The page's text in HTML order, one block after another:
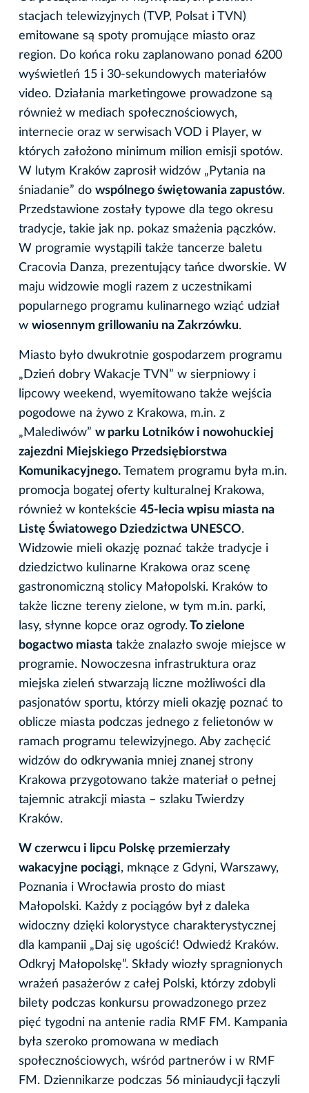
stacjach telewizyjnych (TVP, Polsat i TVN)
emitowane są spoty promujące miasto oraz
region. Do końca roku zaplanowano ponad 6200
wyświetleń 15 i 30-sekundowych materiałów
video. Działania marketingowe prowadzone są
również w mediach społecznościowych,
internecie oraz w serwisach VOD i Player, w
których założono minimum milion emisji spotów.
W lutym Kraków zaprosił widzów „Pytania na
śniadanie” do wspólnego świętowania zapustów.
Przedstawione zostały typowe dla tego okresu
tradycje, takie jak np. pokaz smażenia pączków.
W programie wystąpili także tancerze baletu
Cracovia Danza, prezentujący tańce dworskie. W
maju widzowie mogli razem z uczestnikami
popularnego programu kulinarnego wziąć udział
w wiosennym grillowaniu na Zakrzówku.
Miasto było dwukrotnie gospodarzem programu
„Dzień dobry Wakacje TVN” w sierpniowy i
lipcowy weekend, wyemitowano także wejścia
pogodowe na żywo z Krakowa, m.in. z
„Malediwów” w parku Lotników i nowohuckiej
zajezdni Miejskiego Przedsiębiorstwa
Komunikacyjnego. Tematem programu była m.in.
promocja bogatej oferty kulturalnej Krakowa,
również w kontekście 45-lecia wpisu miasta na
Listę Światowego Dziedzictwa UNESCO.
Widzowie mieli okazję poznać także tradycje i
dziedzictwo kulinarne Krakowa oraz scenę
gastronomiczną stolicy Małopolski. Kraków to
także liczne tereny zielone, w tym m.in. parki,
lasy, słynne kopce oraz ogrody. To zielone
bogactwo miasta także znalazło swoje miejsce w
programie. Nowoczesna infrastruktura oraz
miejska zieleń stwarzają liczne możliwości dla
pasjonatów sportu, którzy mieli okazję poznać to
oblicze miasta podczas jednego z felietonów w
ramach programu telewizyjnego. Aby zachęcić
widzów do odkrywania mniej znanej strony
Krakowa przygotowano także materiał o pełnej
tajemnic atrakcji miasta – szlaku Twierdzy
Kraków.
W czerwcu i lipcu Polskę przemierzały
wakacyjne pociągi, mknące z Gdyni, Warszawy,
Poznania i Wrocławia prosto do miast
Małopolski. Każdy z pociągów był z daleka
widoczny dzięki kolorystyce charakterystycznej
dla kampanii „Daj się ugościć! Odwiedź Kraków.
Odkryj Małopolskę”. Składy wiozły spragnionych
wrażeń pasażerów z całej Polski, którzy zdobyli
bilety podczas konkursu prowadzonego przez
pięć tygodni na antenie radia RMF FM. Kampania
była szeroko promowana w mediach
społecznościowych, wśród partnerów i w RMF
FM. Dziennikarze podczas 56 miniaudycji łączyli